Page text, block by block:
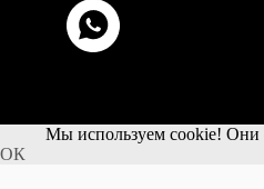
Мы используем cookie! Они
ОК